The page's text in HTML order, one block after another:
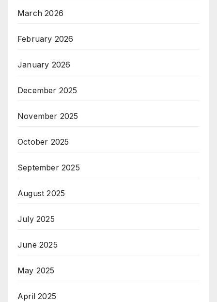
March 2026
February 2026
January 2026
December 2025
November 2025
October 2025
September 2025
August 2025
July 2025
June 2025
May 2025
April 2025